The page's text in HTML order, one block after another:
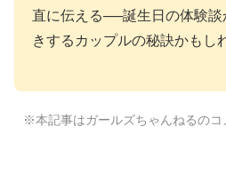
直に伝える──誕生日の体験
きするカップルの秘訣かもし
※本記事はガールズちゃんねるの